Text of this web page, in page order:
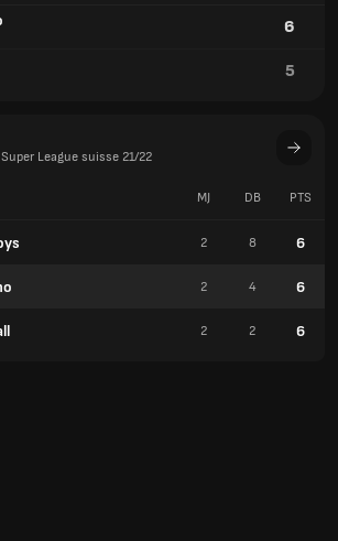
6
5
League suisse 21/22
MJ DB PTS
2 8 6
2 4 6
2 2 6